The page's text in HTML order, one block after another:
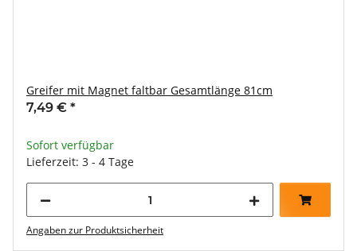
Greifer mit Magnet faltbar Gesamtlänge 81cm
7,49 € *
Sofort verfügbar
Lieferzeit: 3 - 4 Tage
Angaben zur Produktsicherheit